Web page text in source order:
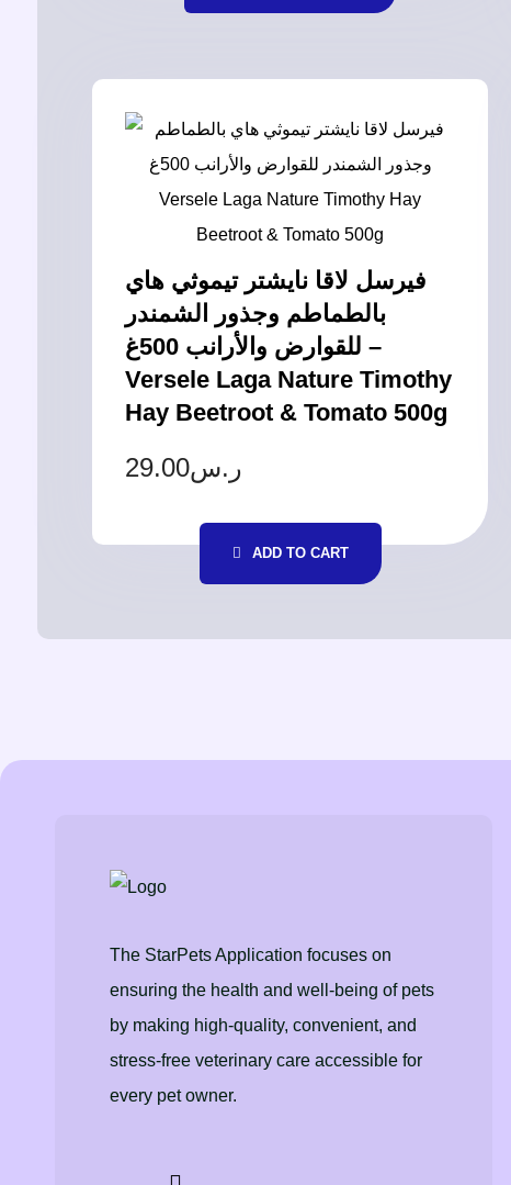
فيرسل لاقا نايشتر تيموثي هاي
بالطماطم وجذور الشمندر
للقوارض والأرانب 500غ –
Versele Laga Nature Timothy
Hay Beetroot & Tomato 500g
ر.س29.00
ADD TO CART
The StarPets Application focuses on
ensuring the health and well-being of pets
by making high-quality, convenient, and
stress-free veterinary care accessible for
every pet owner.